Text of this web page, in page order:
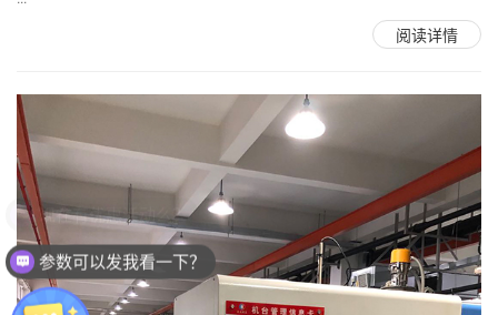
阅读详情
参数可以发我看一下？